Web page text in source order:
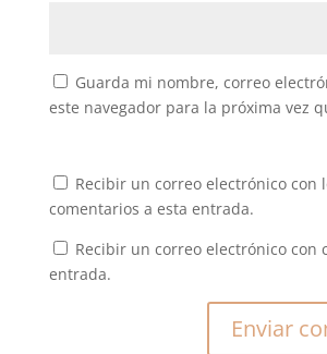
Guarda mi nombre, correo
este navegador para la próxima vez
Recibir un correo electrónico con
comentarios a esta entrada.
Recibir un correo electrónico con
entrada.